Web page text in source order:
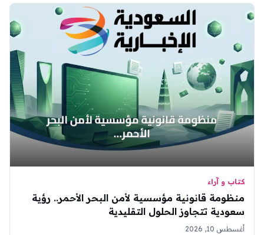
كتاب و آراء
منظومة قانونية مؤسسية لأمن البحر الأحمر.. رؤية
سعودية تتجاوز الحلول التقليدية
أغسطس 10, 2026